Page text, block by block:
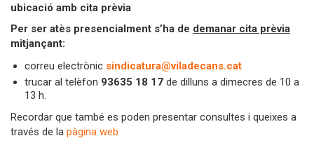
ubicació amb cita prèvia
Per ser atès presencialment s’ha de demanar cita prèvia
mitjançant:
correu electrònic sindicatura@viladecans.cat
trucar al telèfon 93635 18 17 de dilluns a dimecres de 10 a
13 h.
Recordar que també es poden presentar consultes i queixes a
través de la pàgina web